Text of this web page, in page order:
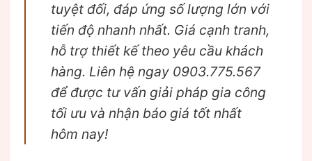
tuyệt đối, đáp ứng số lượng lớn với
tiến độ nhanh nhất. Giá cạnh tranh,
hỗ trợ thiết kế theo yêu cầu khách
hàng. Liên hệ ngay 0903.775.567
để được tư vấn giải pháp gia công
tối ưu và nhận báo giá tốt nhất
hôm nay!